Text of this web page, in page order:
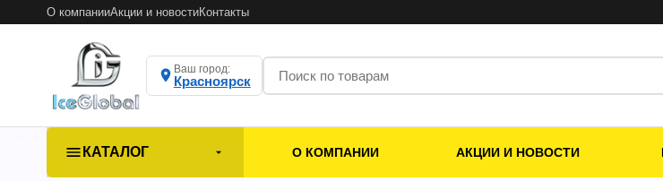
О компанииАкции и новостиКонтакты
Ваш город:
Красноярск
КАТАЛОГ О КОМПАНИИ АКЦИИ И НОВОСТИ